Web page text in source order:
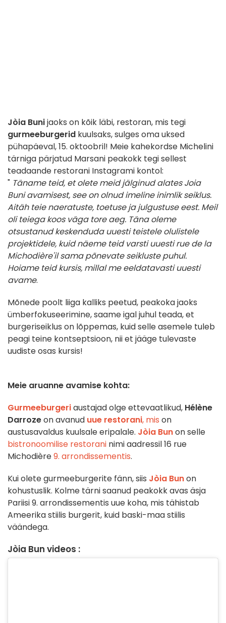
Jòia Bunijaoks on kõik läbi, restoran, mis tegi
gurmeeburgerid kuulsaks, sulges oma uksed
pühapäeval, 15. oktoobril! Meie kahekordse Michelini
tärniga pärjatud Marsani peakokk tegi sellest
teadaande restorani Instagrami kontol:
" Täname teid, et olete meid jälginud alates Joia
Buni avamisest, see on olnud imeline inimlik seiklus.
Aitäh teie naeratuste, toetuse ja julgustuse eest. Meil
oli teiega koos väga tore aeg. Täna oleme
otsustanud keskenduda uuesti teistele olulistele
projektidele, kuid näeme teid varsti uuesti rue de la
Michodière'il sama põnevate seikluste puhul.
Hoiame teid kursis, millal me eeldatavasti uuesti
avame.
Mõnede poolt liiga kalliks peetud, peakoka jaoks
ümberfokuseerimine, saame igal juhul teada, et
burgeriseiklus on lõppemas, kuid selle asemele tuleb
peagi teine kontseptsioon, nii et jääge tulevaste
uudiste osas kursis!
Meie aruanne avamise kohta:
Gurmeeburgeriaustajad olge ettevaatlikud, Hélène
Darrozeon avanud uue restorani, mis on
austusavaldus kuulsale eripalale. Jòia Bunon selle
bistronoomilise restorani nimi aadressil 16 rue
Michodière9. arrondissementis.
Kui olete gurmeeburgerite fänn, siis Jòia Bunon
kohustuslik. Kolme tärni saanud peakokk avas äsja
Pariisi 9. arrondissementis uue koha, mis tähistab
Ameerika stiilis burgerit, kuid baski-maa stiilis
väändega.
Jòia Bun videos :